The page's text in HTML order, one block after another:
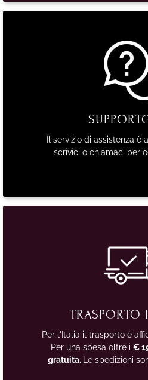
Il servizio di assistenza è
scrivici o chiamaci per
TRASPORTO
Per l'Italia il trasporto è
Per una spesa oltre i €
gratuita.
Le spedizioni